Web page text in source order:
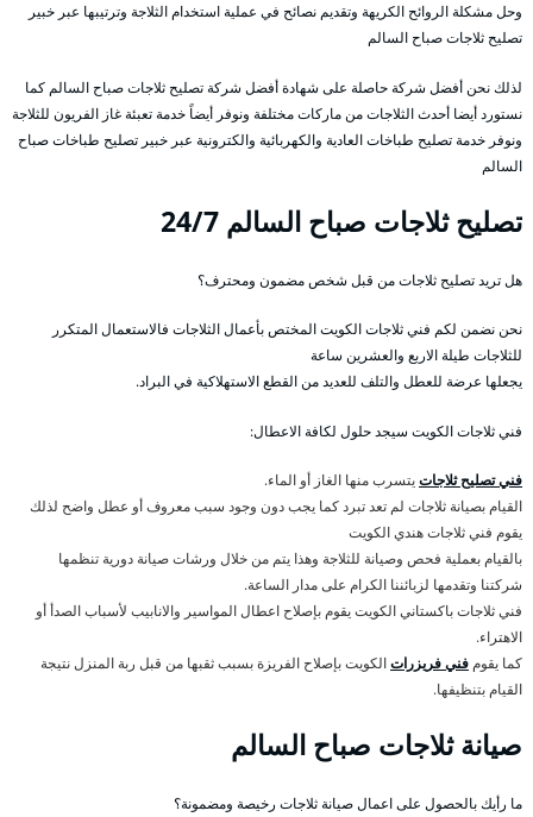
وحل مشكلة الروائح الكريهة وتقديم نصائح في عملية استخدام الثلاجة وترتيبها عبر خبير
تصليح ثلاجات صباح السالم
لذلك نحن أفضل شركة حاصلة على شهادة أفضل شركة تصليح ثلاجات صباح السالم كما
نستورد أيضا أحدث الثلاجات من ماركات مختلفة ونوفر أيضاً خدمة تعبئة غاز الفريون للثلاجة
ونوفر خدمة تصليح طباخات العادية والكهربائية والكترونية عبر خبير تصليح طباخات صباح
السالم
تصليح ثلاجات صباح السالم 24/7
هل تريد تصليح ثلاجات من قبل شخص مضمون ومحترف؟
نحن نضمن لكم فني ثلاجات الكويت المختص بأعمال الثلاجات فالاستعمال المتكرر
للثلاجات طيلة الاربع والعشرين ساعة
يجعلها عرضة للعطل والتلف للعديد من القطع الاستهلاكية في البراد.
فني ثلاجات الكويت سيجد حلول لكافة الاعطال:
فني تصليح ثلاجاتيتسرب منها الغاز أو الماء.
القيام بصيانة ثلاجات لم تعد تبرد كما يجب دون وجود سبب معروف أو عطل واضح لذلك
يقوم فني ثلاجات هندي الكويت
بالقيام بعملية فحص وصيانة للثلاجة وهذا يتم من خلال ورشات صيانة دورية تنظمها
شركتنا وتقدمها لزبائننا الكرام على مدار الساعة.
فني ثلاجات باكستاني الكويت يقوم بإصلاح اعطال المواسير والانابيب لأسباب الصدأ أو
الاهتراء.
كما يقوم فني فريزراتالكويت بإصلاح الفريزة بسبب ثقبها من قبل ربة المنزل نتيجة
القيام بتنظيفها.
صيانة ثلاجات صباح السالم
ما رأيك بالحصول على اعمال صيانة ثلاجات رخيصة ومضمونة؟